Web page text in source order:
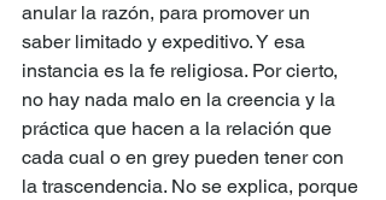
anular la razón, para promover un
saber limitado y expeditivo. Y esa
instancia es la fe religiosa. Por cierto,
no hay nada malo en la creencia y la
práctica que hacen a la relación que
cada cual o en grey pueden tener con
la trascendencia. No se explica, porque